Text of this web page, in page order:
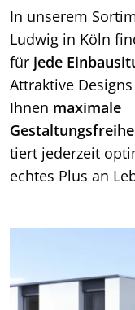
In unserem
Ludwig in Köln
für jede
Attraktive
Ihnen maximale
tiert jederzeit
echtes Plus an